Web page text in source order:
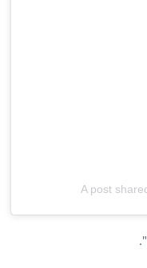
A post